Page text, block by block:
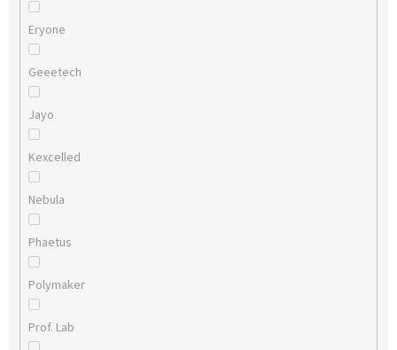
Eryone
Geeetech
Jayo
Kexcelled
Nebula
Phaetus
Polymaker
Prof. Lab